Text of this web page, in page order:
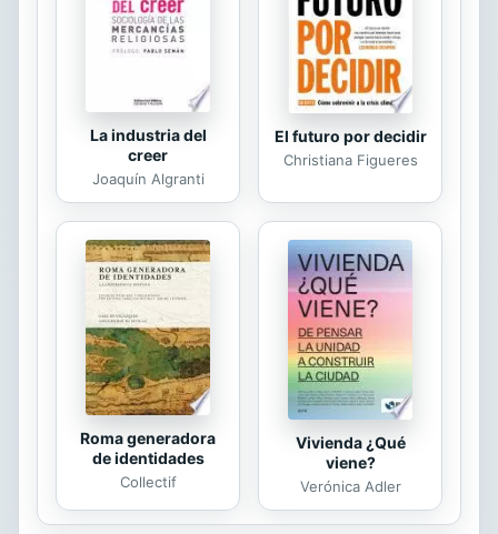
palabras. Me parece un...
La industria del
creer
Joaquín Algranti
El futuro por decidir
Christiana Figueres
Roma generadora
de identidades
Collectif
Vivienda ¿Qué
viene?
Verónica Adler